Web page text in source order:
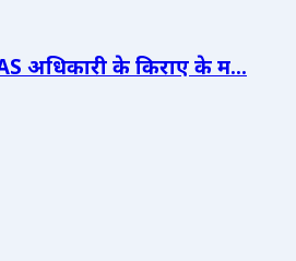
अधिकारी के किराए के म...